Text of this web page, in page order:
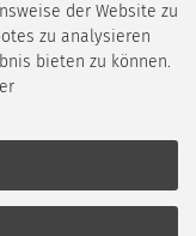
der Website zu
zu analysieren
bieten zu können.